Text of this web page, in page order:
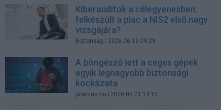
Kiberauditok a célegyenesben:
felkészült a piac a NIS2 első nagy
vizsgájára?
Biztonság | 2026.06.12 09:29
A böngésző lett a céges gépek
egyik legnagyobb biztonsági
kockázata
pcwplus.hu | 2026.05.21 14:15